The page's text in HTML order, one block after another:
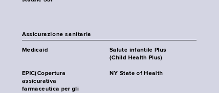
Assicurazione sanitaria
Medicaid
Salute infantile Plus
(Child Health Plus)
EPIC(Copertura
assicurativa
farmaceutica per gli
NY State of Health